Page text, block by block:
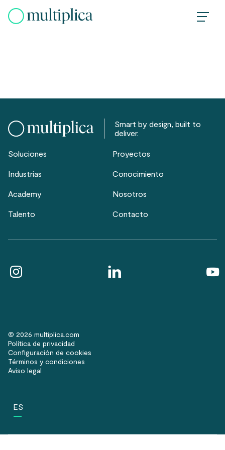
Smart by design, built to
deliver.
Soluciones Proyectos
Industrias Conocimiento
Academy Nosotros
Talento Contacto
© 2026 multiplica.com
Política de privacidad
Configuración de cookies
Términos y condiciones
Aviso legal
ES